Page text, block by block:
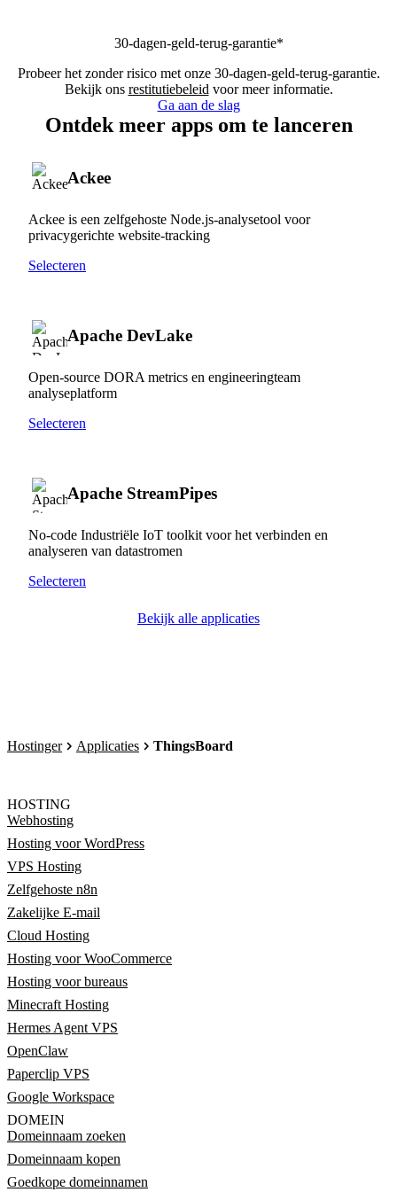
30-dagen-geld-terug-garantie*
Probeer het zonder risico met onze 30-dagen-geld-terug-garantie.
Bekijk ons restitutiebeleid voor meer informatie.
Ga aan de slag
Ontdek meer apps om te lanceren
Ackee
Ackee is een zelfgehoste Node.js-analysetool voor
privacygerichte website-tracking
Selecteren
Apache DevLake
Open-source DORA metrics en engineeringteam
analyseplatform
Selecteren
Apache StreamPipes
No-code Industriële IoT toolkit voor het verbinden en
analyseren van datastromen
Selecteren
Bekijk alle applicaties
Hostinger Applicaties ThingsBoard
HOSTING
Webhosting
Hosting voor WordPress
VPS Hosting
Zelfgehoste n8n
Zakelijke E-mail
Cloud Hosting
Hosting voor WooCommerce
Hosting voor bureaus
Minecraft Hosting
Hermes Agent VPS
OpenClaw
Paperclip VPS
Google Workspace
DOMEIN
Domeinnaam zoeken
Domeinnaam kopen
Goedkope domeinnamen